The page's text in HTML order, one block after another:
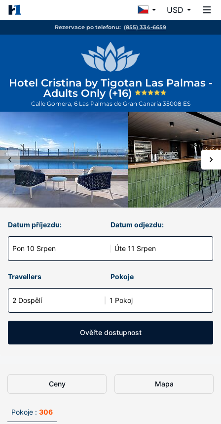
USD
Rezervace po telefonu: (855) 334-6659
Hotel Cristina by Tigotan Las Palmas -
Adults Only (+16)
Calle Gomera, 6 Las Palmas de Gran Canaria 35008 ES
Datum příjezdu:
Pon 10 Srpen
Datum odjezdu:
Úte 11 Srpen
Travellers Pokoje
2 Dospělí 1 Pokoj
Ověřte dostupnost
Ceny Mapa
Pokoje : 306